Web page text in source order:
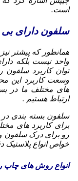
است.
سلفون دارای بی
همانطور که پیشتر
واحد نیست بلکه
توان کاربرد
وسعت کاربرد این
های مختلف ما در
ارتباط هستیم .
سلفون بسته بندی در
برای کاربرد های
رو برای درک سلفون و
خواص انواع پلاستیک
انواع روش های چاپ